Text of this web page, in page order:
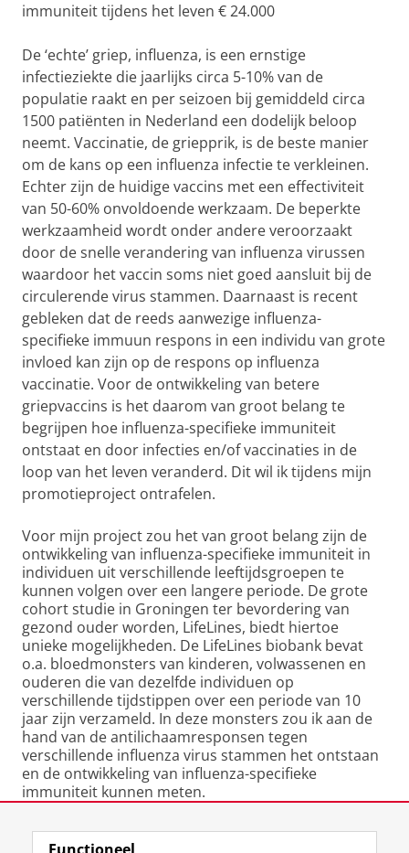
immuniteit tijdens het leven € 24.000
De ‘echte’ griep, influenza, is een ernstige
infectieziekte die jaarlijks circa 5-10% van de
populatie raakt en per seizoen bij gemiddeld circa
1500 patiënten in Nederland een dodelijk beloop
neemt. Vaccinatie, de griepprik, is de beste manier
om de kans op een influenza infectie te verkleinen.
Echter zijn de huidige vaccins met een effectiviteit
van 50-60% onvoldoende werkzaam. De beperkte
werkzaamheid wordt onder andere veroorzaakt
door de snelle verandering van influenza virussen
waardoor het vaccin soms niet goed aansluit bij de
circulerende virus stammen. Daarnaast is recent
gebleken dat de reeds aanwezige influenza-
specifieke immuun respons in een individu van grote
invloed kan zijn op de respons op influenza
vaccinatie. Voor de ontwikkeling van betere
griepvaccins is het daarom van groot belang te
begrijpen hoe influenza-specifieke immuniteit
ontstaat en door infecties en/of vaccinaties in de
loop van het leven veranderd. Dit wil ik tijdens mijn
promotieproject ontrafelen.
Voor mijn project zou het van groot belang zijn de
ontwikkeling van influenza-specifieke immuniteit in
individuen uit verschillende leeftijdsgroepen te
kunnen volgen over een langere periode. De grote
cohort studie in Groningen ter bevordering van
gezond ouder worden, LifeLines, biedt hiertoe
unieke mogelijkheden. De LifeLines biobank bevat
o.a. bloedmonsters van kinderen, volwassenen en
ouderen die van dezelfde individuen op
verschillende tijdstippen over een periode van 10
jaar zijn verzameld. In deze monsters zou ik aan de
hand van de antilichaamresponsen tegen
verschillende influenza virus stammen het ontstaan
en de ontwikkeling van influenza-specifieke
immuniteit kunnen meten.
Laatst gewijzigd: 15 maart 2022 11:32